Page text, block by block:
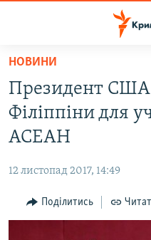
Перейти
основного
матеріалу
Перейти
до
основної
Перейти
до
ВОДА.КРИМ
ВІДЕО ТА ФОТО
БЛОГИ
ПОГЛЯД
НОВИНИ
Президент США
Філіппіни для
АСЕАН
12 листопад 2017, 14:49
Поділитись